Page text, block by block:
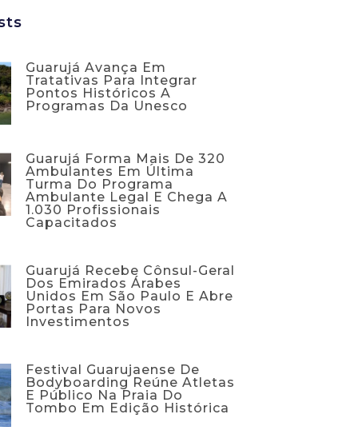
Guarujá Avança Em
Tratativas Para Integrar
Pontos Históricos A
Programas Da Unesco
Guarujá Forma Mais De 320
Ambulantes Em Última
Turma Do Programa
Ambulante Legal E Chega A
1.030 Profissionais
Capacitados
Guarujá Recebe Cônsul-Geral
Dos Emirados Árabes
Unidos Em São Paulo E Abre
Portas Para Novos
Investimentos
Festival Guarujaense De
Bodyboarding Reúne Atletas
E Público Na Praia Do
Tombo Em Edição Histórica